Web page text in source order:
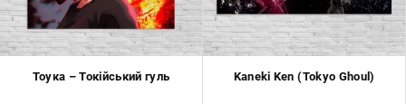
Розмір: 80x80 Ціна: 1650 грн
Розмір: 90x90 Ціна: 1800 грн
Тоука – Токійський гуль Kaneki Ken (Tokyo Ghoul)